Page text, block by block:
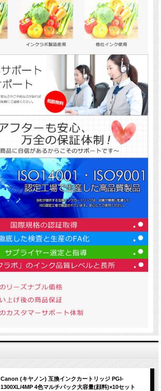
Canon (キヤノン) 互換インクカートリッジ PGI-
1300XL/4MP 4色マルチパック大容量(顔料)×10セット